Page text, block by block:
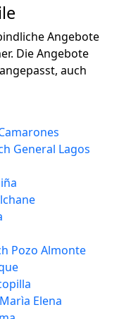
Angebote
Die Angebote
auch
General Lagos
Pozo Almonte
Elena